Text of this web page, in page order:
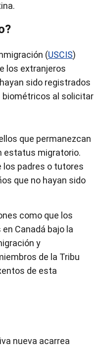
(USCIS)
los extranjeros
sido registrados
biométricos al solicitar
que permanezcan
estatus migratorio.
padres o tutores
que no hayan sido
como que los
Canadá bajo la
y
de la Tribu
de esta
nueva acarrea